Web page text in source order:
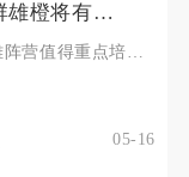
少年三国志群雄橙将有哪些厉害的实力角色值得推荐
05-16